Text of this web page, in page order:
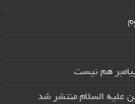
هم نیست
علیه السلام منتشر شد